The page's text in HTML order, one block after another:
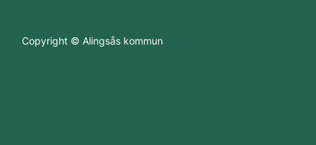
Copyright © Alingsås kommun